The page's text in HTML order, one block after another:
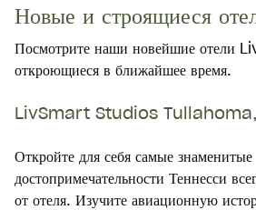
Новые и строящиеся
Посмотрите наши новейшие
откроющиеся в ближайшее время.
LivSmart Studios Tullahoma,
Открыть
Откройте для себя самые знаменитые
достопримечательности Теннесси
от отеля. Изучите авиационную